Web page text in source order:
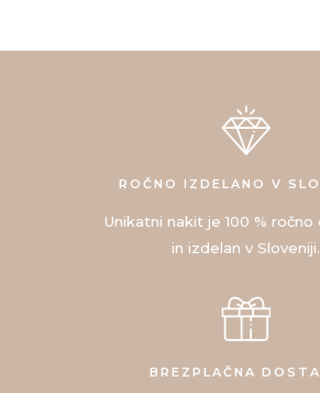
ROČNO IZDELANO V
Unikatni nakit je 100 % ročno
in izdelan v Sloveniji.
BREZPLAČNA